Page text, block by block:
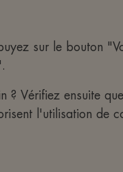
sur le bouton
? Vérifiez ensuite
l'utilisation de